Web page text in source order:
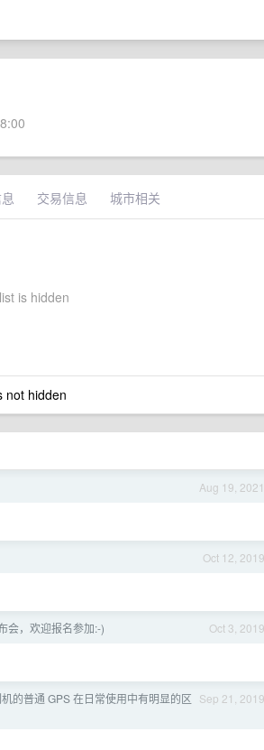
交易信息 城市相关
is hidden
not hidden
Aug 19, 2021
Oct 12, 2019
Oct 3, 2019
会，欢迎报名参加:-)
Sep 21, 2019
的普通 GPS 在日常使用中有明显的区